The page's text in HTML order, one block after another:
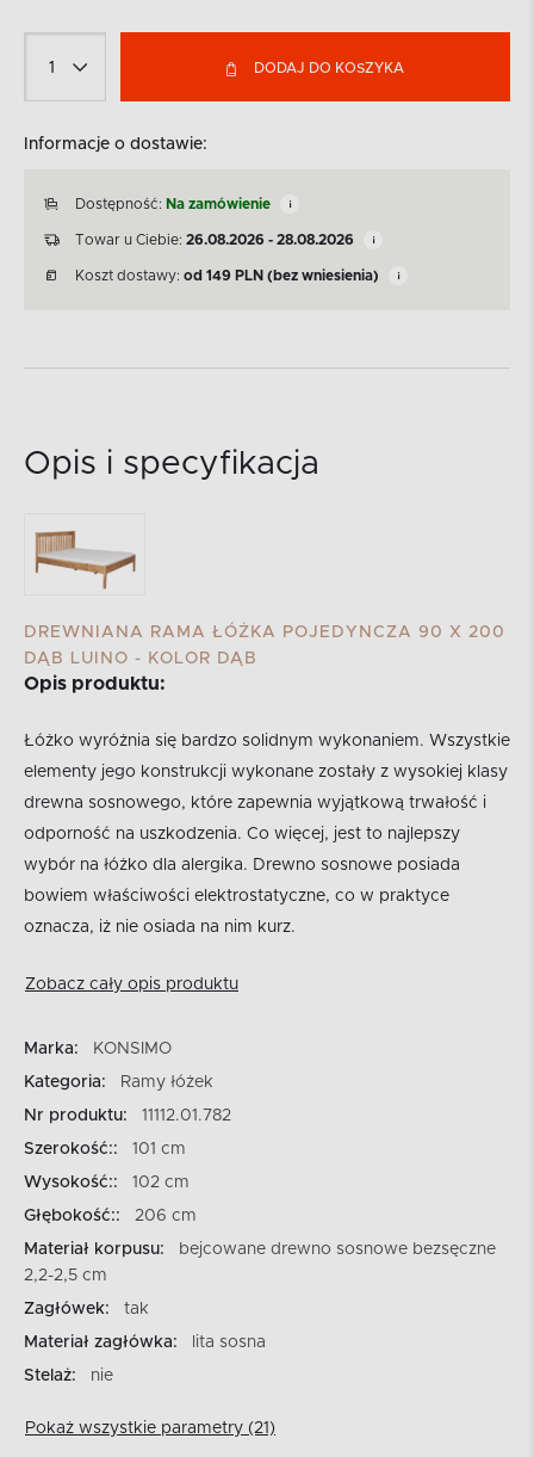
DODAJ DO KOSZYKA
Informacje o dostawie:
Dostępność: Na zamówienie
Towar u Ciebie: 26.08.2026 - 28.08.2026
Koszt dostawy: od 149 PLN (bez wniesienia)
Opis i specyfikacja
DREWNIANA RAMA ŁÓŻKA POJEDYNCZA 90 X 200
DĄB LUINO - KOLOR DĄB
Opis produktu:
Łóżko wyróżnia się bardzo solidnym wykonaniem. Wszystkie
elementy jego konstrukcji wykonane zostały z wysokiej klasy
drewna sosnowego, które zapewnia wyjątkową trwałość i
odporność na uszkodzenia. Co więcej, jest to najlepszy
wybór na łóżko dla alergika. Drewno sosnowe posiada
bowiem właściwości elektrostatyczne, co w praktyce
oznacza, iż nie osiada na nim kurz.
Zobacz cały opis produktu
Marka:
KONSIMO
Kategoria:
Ramy łóżek
Nr produktu:
11112.01.782
Szerokość::
101 cm
Wysokość::
102 cm
Głębokość::
206 cm
Materiał korpusu:
bejcowane drewno sosnowe bezsęczne
2,2-2,5 cm
Zagłówek:
tak
Materiał zagłówka:
lita sosna
Stelaż:
nie
Pokaż wszystkie parametry (21)